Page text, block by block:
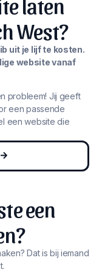
West?
uit je lijf te kosten.
website vanaf
probleem! Jij geeft
een passende
een website die
een
Dat is bij iemand